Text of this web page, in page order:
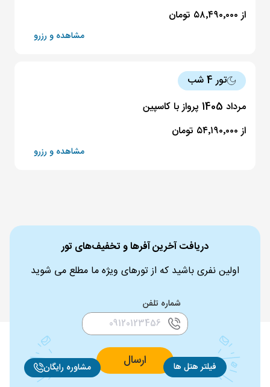
فیلتر هتل ها
از ۵۸٬۴۹۰٬۰۰۰ تومان
مشاهده و رزرو
تور 4 شب
مرداد 1405 پرواز با کاسپین
از ۵۴٬۱۹۰٬۰۰۰ تومان
مشاهده و رزرو
مشاوره رایگان
دریافت آخرین آفرها و تخفیف‌های تور
اولین نفری باشید که از تورهای ویژه ما مطلع می شوید
شماره تلفن
ارسال